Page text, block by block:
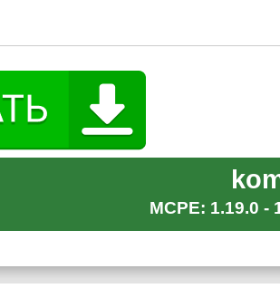
является одиночным.
локаций здесь выполнен в стиле
чтобы найти её. Тем не менее главный
MCPE: 1.19.0 -